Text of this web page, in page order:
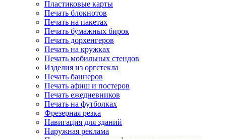
Пластиковые карты
Печать блокнотов
Печать на пакетах
Печать бумажных бирок
Печать дорхенгеров
Печать на кружках
Печать мобильных стендов
Изделия из оргстекла
Печать баннеров
Печать афиш и постеров
Печать ежедневников
Печать на футболках
Фрезерная резка
Навигация для зданий
Наружная реклама